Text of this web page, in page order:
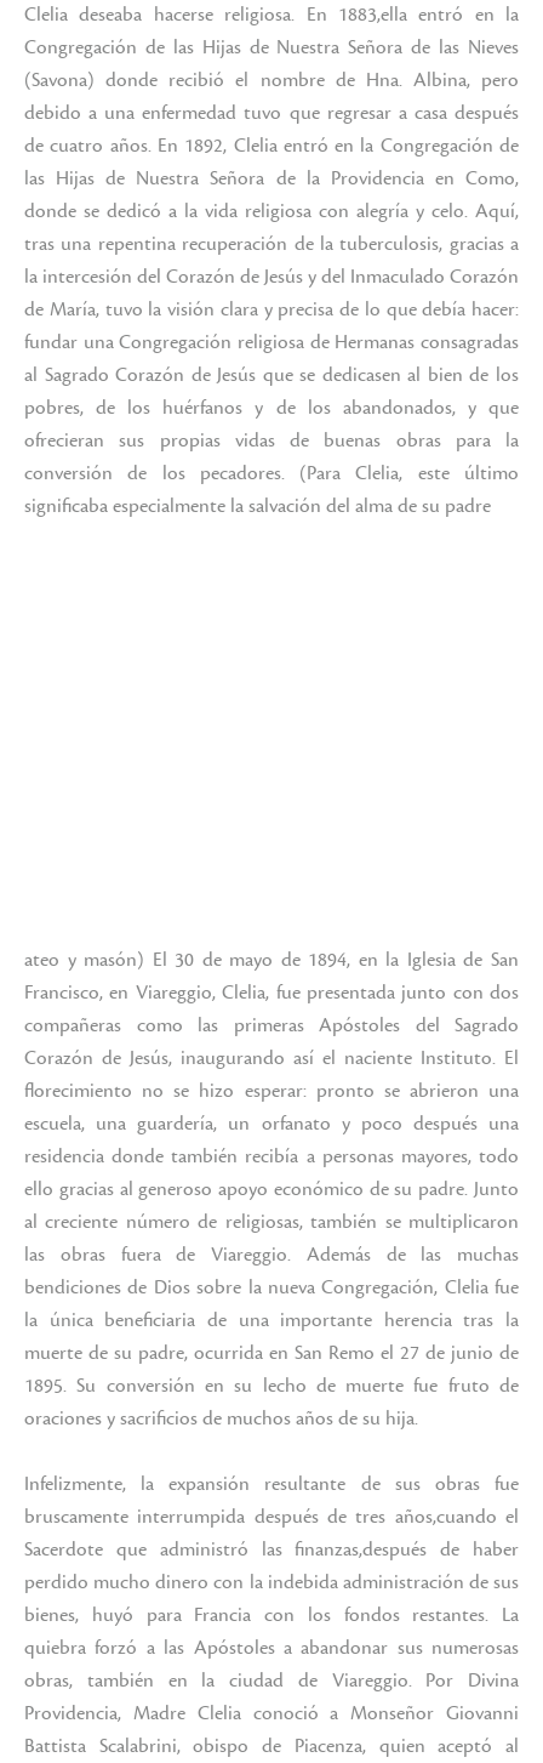
Clelia deseaba hacerse religiosa. En 1883,ella entró en la
Congregación de las Hijas de Nuestra Señora de las Nieves
(Savona) donde recibió el nombre de Hna. Albina, pero
debido a una enfermedad tuvo que regresar a casa después
de cuatro años. En 1892, Clelia entró en la Congregación de
las Hijas de Nuestra Señora de la Providencia en Como,
donde se dedicó a la vida religiosa con alegría y celo. Aquí,
tras una repentina recuperación de la tuberculosis, gracias a
la intercesión del Corazón de Jesús y del Inmaculado Corazón
de María, tuvo la visión clara y precisa de lo que debía hacer:
fundar una Congregación religiosa de Hermanas consagradas
al Sagrado Corazón de Jesús que se dedicasen al bien de los
pobres, de los huérfanos y de los abandonados, y que
ofrecieran sus propias vidas de buenas obras para la
conversión de los pecadores. (Para Clelia, este último
significaba especialmente la salvación del alma de su padre
ateo y masón) El 30 de mayo de 1894, en la Iglesia de San
Francisco, en Viareggio, Clelia, fue presentada junto con dos
compañeras como las primeras Apóstoles del Sagrado
Corazón de Jesús, inaugurando así el naciente Instituto. El
florecimiento no se hizo esperar: pronto se abrieron una
escuela, una guardería, un orfanato y poco después una
residencia donde también recibía a personas mayores, todo
ello gracias al generoso apoyo económico de su padre. Junto
al creciente número de religiosas, también se multiplicaron
las obras fuera de Viareggio. Además de las muchas
bendiciones de Dios sobre la nueva Congregación, Clelia fue
la única beneficiaria de una importante herencia tras la
muerte de su padre, ocurrida en San Remo el 27 de junio de
1895. Su conversión en su lecho de muerte fue fruto de
oraciones y sacrificios de muchos años de su hija.
Infelizmente, la expansión resultante de sus obras fue
bruscamente interrumpida después de tres años,cuando el
Sacerdote que administró las finanzas,después de haber
perdido mucho dinero con la indebida administración de sus
bienes, huyó para Francia con los fondos restantes. La
quiebra forzó a las Apóstoles a abandonar sus numerosas
obras, también en la ciudad de Viareggio. Por Divina
Providencia, Madre Clelia conoció a Monseñor Giovanni
Battista Scalabrini, obispo de Piacenza, quien aceptó al